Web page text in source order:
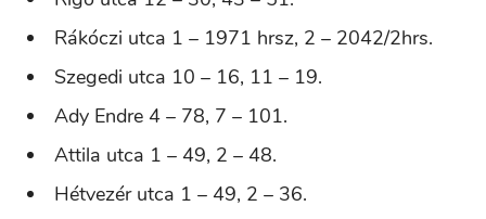
Rákóczi utca 1 – 1971 hrsz, 2 – 2042/2hrs.
Szegedi utca 10 – 16, 11 – 19.
Ady Endre 4 – 78, 7 – 101.
Attila utca 1 – 49, 2 – 48.
Hétvezér utca 1 – 49, 2 – 36.